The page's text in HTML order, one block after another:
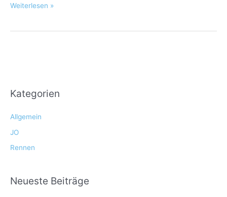
Weiterlesen »
Kategorien
Allgemein
JO
Rennen
Neueste Beiträge